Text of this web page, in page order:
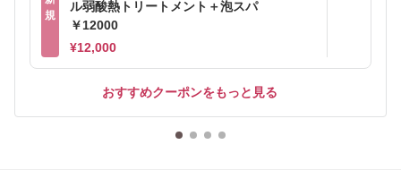
規
ル弱酸熱トリートメント＋泡スパ
￥12000
¥12,000
おすすめクーポンをもっと見る